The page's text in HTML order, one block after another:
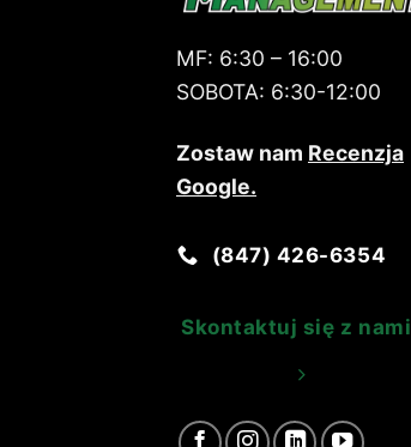
MF: 6:30 – 16:00
SOBOTA: 6:30-12:00
Zostaw nam Recenzja
Google.
(847) 426-6354
Skontaktuj się z nami